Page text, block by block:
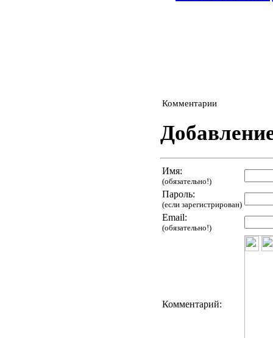
Комментарии
Имя:
(обязательно!)
Пароль:
(если зарегистрирован)
Email:
(обязательно!)
Комментарий: